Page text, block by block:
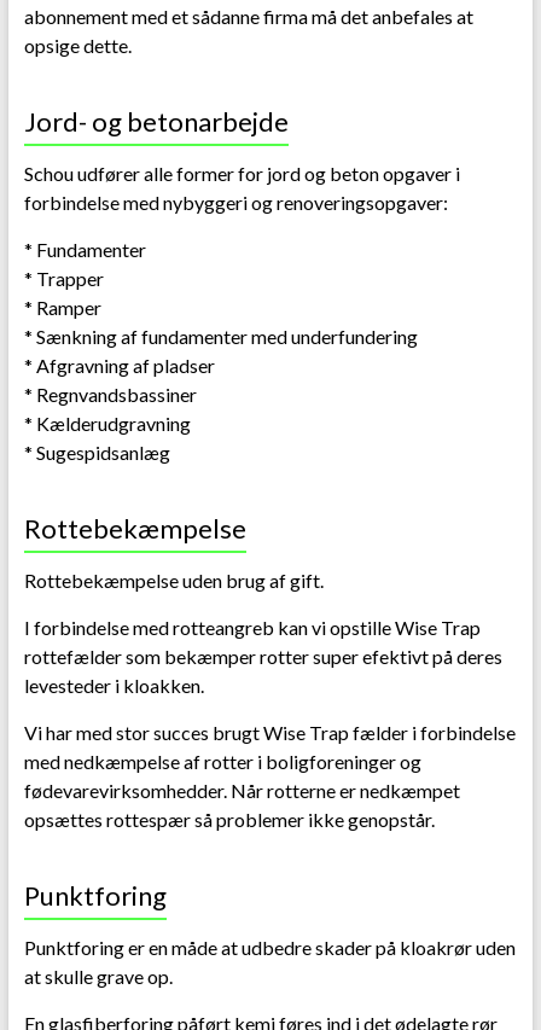
abonnement med et sådanne firma må det anbefales at
opsige dette.
Jord- og betonarbejde
Schou udfører alle former for jord og beton opgaver i
forbindelse med nybyggeri og renoveringsopgaver:
* Fundamenter
* Trapper
* Ramper
* Sænkning af fundamenter med underfundering
* Afgravning af pladser
* Regnvandsbassiner
* Kælderudgravning
* Sugespidsanlæg
Rottebekæmpelse
Rottebekæmpelse uden brug af gift.
I forbindelse med rotteangreb kan vi opstille Wise Trap
rottefælder som bekæmper rotter super efektivt på deres
levesteder i kloakken.
Vi har med stor succes brugt Wise Trap fælder i forbindelse
med nedkæmpelse af rotter i boligforeninger og
fødevarevirksomhedder. Når rotterne er nedkæmpet
opsættes rottespær så problemer ikke genopstår.
Punktforing
Punktforing er en måde at udbedre skader på kloakrør uden
at skulle grave op.
En glasfiberforing påført kemi føres ind i det ødelagte rør